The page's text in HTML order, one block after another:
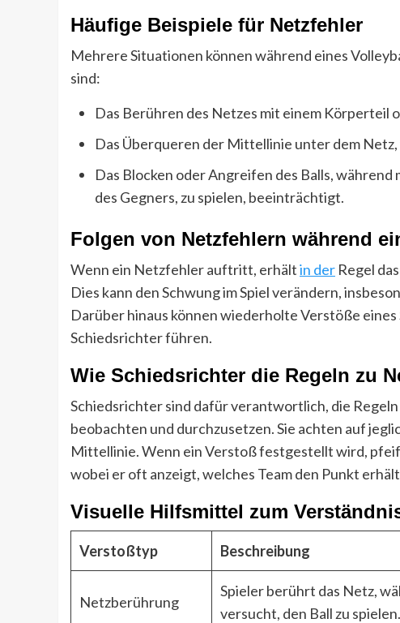
Häufige Beispiele für Netzfehler
Mehrere Situationen können während eines
sind:
Das Berühren des Netzes mit einem Körperteil
Das Überqueren der Mittellinie unter dem Netz,
Das Blocken oder Angreifen des Balls,
des Gegners, zu spielen, beeinträchtigt.
Folgen von Netzfehlern während
Wenn ein Netzfehler auftritt, erhältin der Regel
Dies kann den Schwung im Spiel verändern,
Darüber hinaus können wiederholte Verstöße
Schiedsrichter führen.
Wie Schiedsrichter die Regeln zu
Schiedsrichter sind dafür verantwortlich, die
beobachten und durchzusetzen. Sie achten auf
Mittellinie. Wenn ein Verstoß festgestellt wird,
wobei er oft anzeigt, welches Team den Punkt
Visuelle Hilfsmittel zum
Verstoßtyp Beschreibung
Netzberührung
Spieler berührt das Netz,
versucht, den Ball zu spielen.